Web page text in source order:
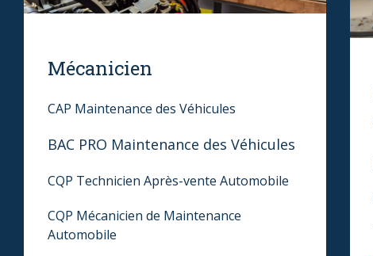
Mécanicien
CAP Maintenance des Véhicules
BAC PRO Maintenance des Véhicules
CQP Technicien Après-vente Automobile
CQP Mécanicien de Maintenance
Automobile